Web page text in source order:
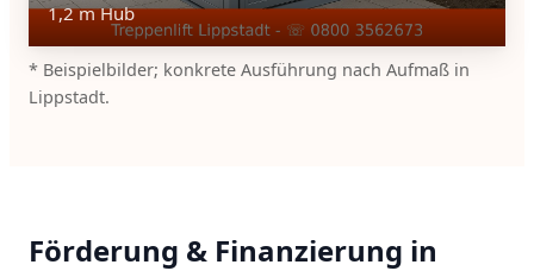
1,2 m Hub
* Beispielbilder; konkrete Ausführung nach Aufmaß in
Lippstadt.
Förderung & Finanzierung in